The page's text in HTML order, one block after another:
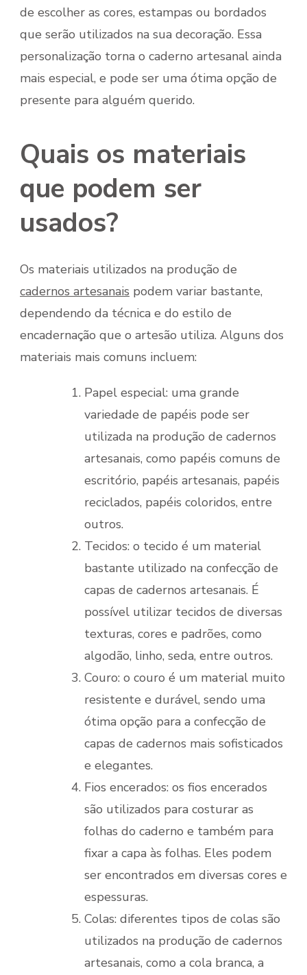
de escolher as cores, estampas ou bordados
que serão utilizados na sua decoração. Essa
personalização torna o caderno artesanal ainda
mais especial, e pode ser uma ótima opção de
presente para alguém querido.
Quais os materiais
que podem ser
usados?
Os materiais utilizados na produção de
cadernos artesanais podem variar bastante,
dependendo da técnica e do estilo de
encadernação que o artesão utiliza. Alguns dos
materiais mais comuns incluem:
Papel especial: uma grande
variedade de papéis pode ser
utilizada na produção de cadernos
artesanais, como papéis comuns de
escritório, papéis artesanais, papéis
reciclados, papéis coloridos, entre
outros.
Tecidos: o tecido é um material
bastante utilizado na confecção de
capas de cadernos artesanais. É
possível utilizar tecidos de diversas
texturas, cores e padrões, como
algodão, linho, seda, entre outros.
Couro: o couro é um material muito
resistente e durável, sendo uma
ótima opção para a confecção de
capas de cadernos mais sofisticados
e elegantes.
Fios encerados: os fios encerados
são utilizados para costurar as
folhas do caderno e também para
fixar a capa às folhas. Eles podem
ser encontrados em diversas cores e
espessuras.
Colas: diferentes tipos de colas são
utilizados na produção de cadernos
artesanais, como a cola branca, a